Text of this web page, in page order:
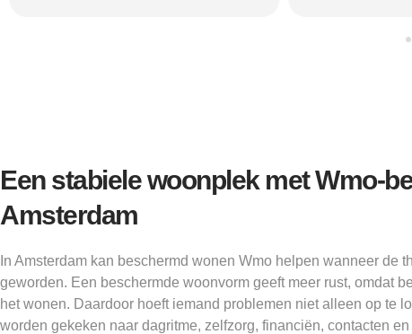
Een stabiele woonplek met Wmo-
Amsterdam
In Amsterdam kan beschermd wonen Wmo helpen wanneer de
geworden. Een beschermde woonvorm geeft meer rust, omdat
het wonen. Daardoor hoeft iemand problemen niet alleen op te
worden gekeken naar dagritme, zelfzorg, financiën, contacten